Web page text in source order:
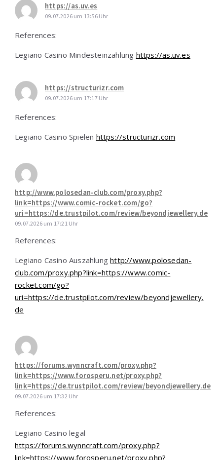
https://as.uv.es
09.07.2026 um 13:56 Uhr
References:
Legiano Casino Mindesteinzahlung https://as.uv.es
https://structurizr.com
09.07.2026 um 17:17 Uhr
References:
Legiano Casino Spielen https://structurizr.com
http://www.polosedan-club.com/proxy.php?
link=https://www.comic-rocket.com/go?
uri=https://de.trustpilot.com/review/beyondjewellery.de
09.07.2026 um 17:21 Uhr
References:
Legiano Casino Auszahlunghttp://www.polosedan-
club.com/proxy.php?link=https://www.comic-
rocket.com/go?
uri=https://de.trustpilot.com/review/beyondjewellery.
de
https://forums.wynncraft.com/proxy.php?
link=https://www.forosperu.net/proxy.php?
link=https://de.trustpilot.com/review/beyondjewellery.de
09.07.2026 um 17:32 Uhr
References:
Legiano Casino legal
https://forums.wynncraft.com/proxy.php?
link=https://www.forosperu.net/proxy.php?